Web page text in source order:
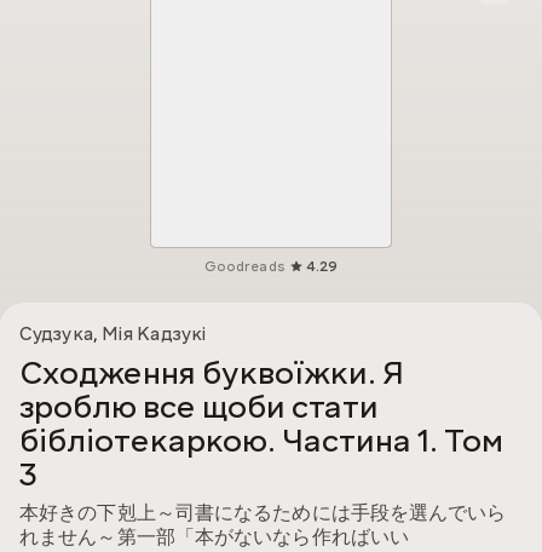
Goodreads 4.29
Судзука, Мія Кадзукі
Сходження буквоїжки. Я
зроблю все щоби стати
бібліотекаркою. Частина 1. Том
3
本好きの下剋上～司書になるためには手段を選んでいら
れません～第一部「本がないなら作ればいい